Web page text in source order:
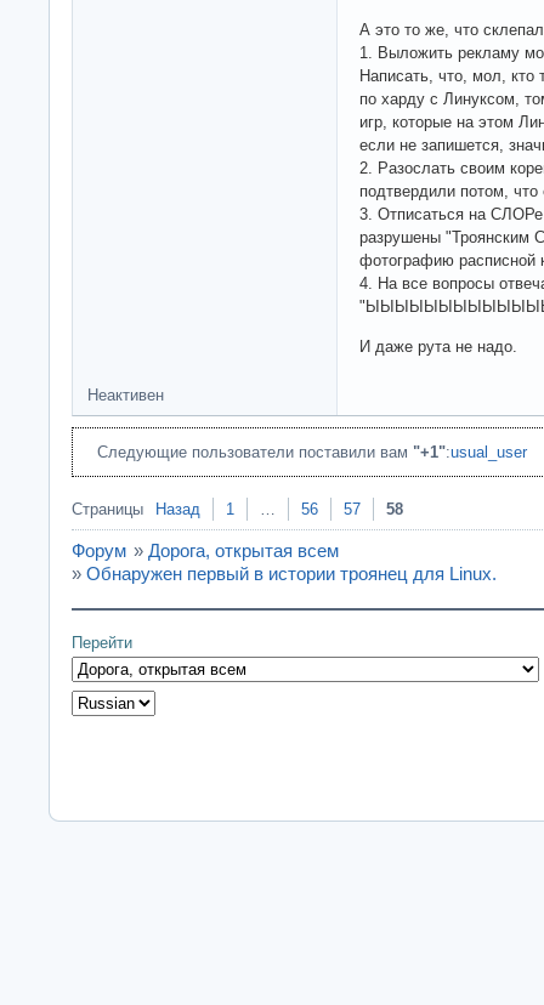
А это то же, что
1. Выложить рекламу
Написать, что, мол,
по харду с Линуксом,
игр, которые на этом
если не запишется,
2. Разослать своим
подтвердили потом, что
3. Отписаться на
разрушены "Троянским
фотографию расписной
4. На все вопросы
И даже рута не надо.
Неактивен
Следующие пользователи поставили вам "+1":usual_user
Страницы Назад 1 56 57 58
Форум » Дорога, открытая всем
» Обнаружен первый в истории троянец для Linux.
Перейти